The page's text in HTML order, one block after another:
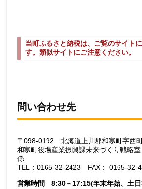
当町ふるさと納税は、ご覧のサイト
す。類似サイトにご注意ください。
問い合わせ先
〒098-0192 北海道上川郡和寒町字西
和寒町役場産業振興課未来づくり戦略
係
TEL：0165-32-2423 FAX： 0165-32-
営業時間 8:30～17:15(年末年始、土日